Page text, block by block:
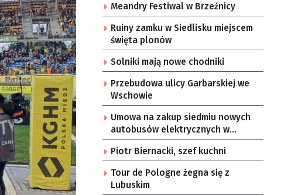
Meandry Festiwal w Brzeźnicy
Ruiny zamku w Siedlisku miejscem
święta plonów
Solniki mają nowe chodniki
Przebudowa ulicy Garbarskiej we
Wschowie
Umowa na zakup siedmiu nowych
autobusów elektrycznych w
Zielonej Górze
Piotr Biernacki, szef kuchni
Tour de Pologne żegna się z
Lubuskim